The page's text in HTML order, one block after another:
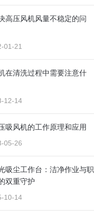
高压风机风量不稳定的问
01-21
在清洗过程中需要注意什
12-14
吸风机的工作原理和应用
05-26
吸尘工作台：洁净作业与职
双重守护
10-14